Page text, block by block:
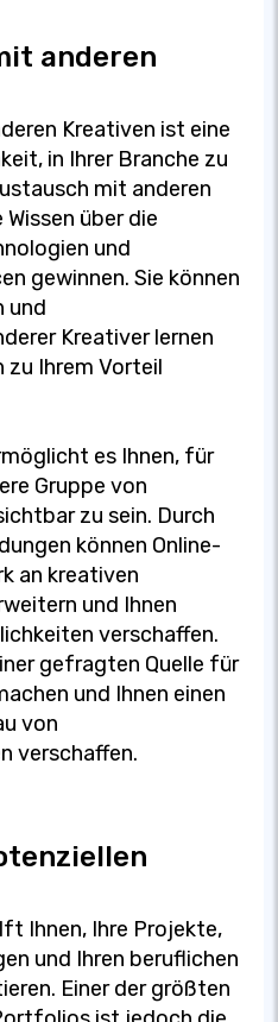
anderen
Kreativen ist eine
in Ihrer Branche zu
mit anderen
über die
und
gewinnen. Sie können
und
Kreativer lernen
zu Ihrem Vorteil
es Ihnen, für
Gruppe von
zu sein. Durch
können Online-
an kreativen
und Ihnen
verschaffen.
gefragten Quelle für
und Ihnen einen
von
verschaffen.
Ihnen, Ihre Projekte,
und Ihren beruflichen
Einer der größten